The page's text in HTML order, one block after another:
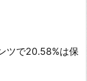
ツで20.58%は保